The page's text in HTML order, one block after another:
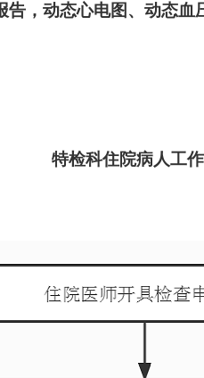
告， 动态心电图、动态血
特检科住院病人工